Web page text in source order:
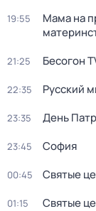
19:55
Мама на
21:25 Бесогон
22:35 Русский
23:35 Дeнь
23:45 София
00:45 Святые
01:15 Святые